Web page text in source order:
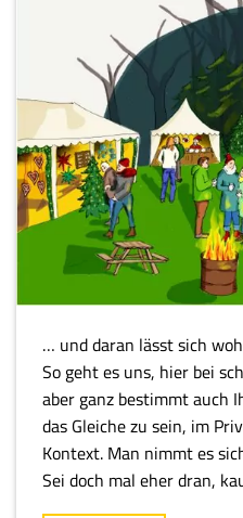
… und daran lässt sich
So geht es uns, hier bei
aber ganz bestimmt auch
das Gleiche zu sein, im
Kontext. Man nimmt es
Sei doch mal eher dran,